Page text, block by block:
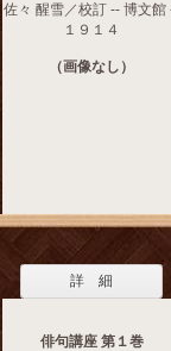
佐々 醒雪／校訂 -- 博文館
１９１４
（画像なし）
詳 細
俳句講座 第１巻